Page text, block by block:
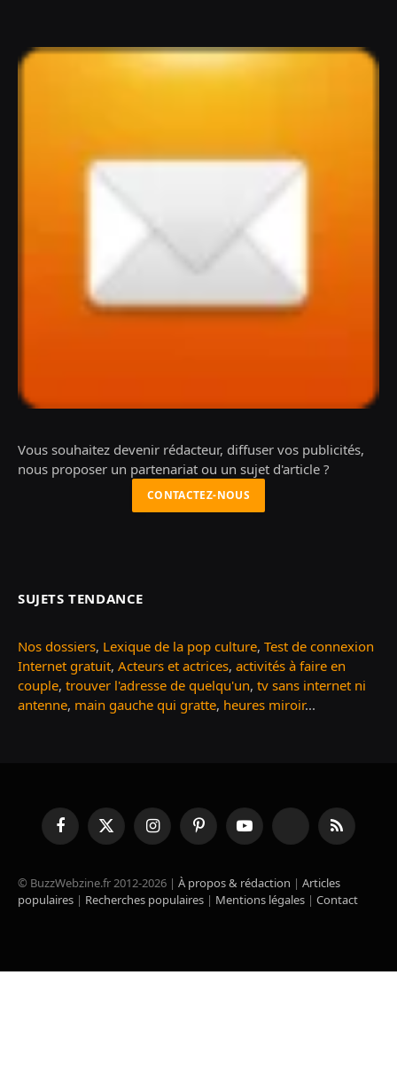
Vous souhaitez devenir rédacteur, diffuser vos publicités,
nous proposer un partenariat ou un sujet d'article ?
CONTACTEZ-NOUS
SUJETS TENDANCE
Nos dossiers, Lexique de la pop culture, Test de connexion
Internet gratuit, Acteurs et actrices, activités à faire en
couple, trouver l'adresse de quelqu'un, tv sans internet ni
antenne, main gauche qui gratte, heures miroir...
FacebookX
(Twitter)
InstagramPinterestYouTube TikTok RSS
© BuzzWebzine.fr 2012-2026 | À propos & rédaction | Articles
populaires | Recherches populaires | Mentions légales | Contact